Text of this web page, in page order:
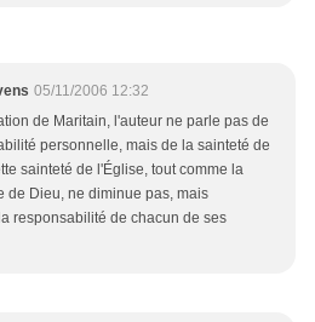
05/11/2006 12:32
de Maritain, l'auteur ne parle pas de
personnelle, mais de la sainteté de
sainteté de l'Église, tout comme la
de Dieu, ne diminue pas, mais
responsabilité de chacun de ses